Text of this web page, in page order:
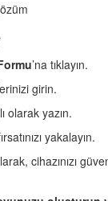
’na tıklayın.
girin.
olarak yazın.
yakalayın.
cihazınızı